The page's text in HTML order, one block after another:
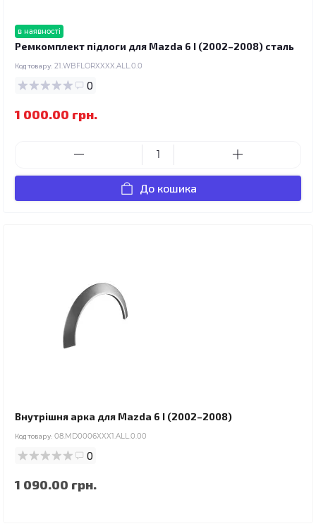
в наявності
Ремкомплект підлоги для Mazda 6 I (2002–2008) сталь
Код товару: 21.WBFLORXXXX.ALL.0.0
0
1 000.00 грн.
До кошика
Внутрішня арка для Mazda 6 I (2002–2008)
Код товару: 08.MD0006XXX1.ALL.0.00
0
1 090.00 грн.